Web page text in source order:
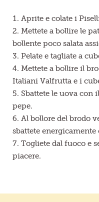
Aprite e colate i
Mettete a bollire le
bollente poco salata
Pelate e tagliate a
Mettete a bollire il
Italiani Valfrutta e i
Sbattete le uova con
pepe.
Al bollore del brodo
sbattete energicamente
Togliete dal fuoco e
piacere.